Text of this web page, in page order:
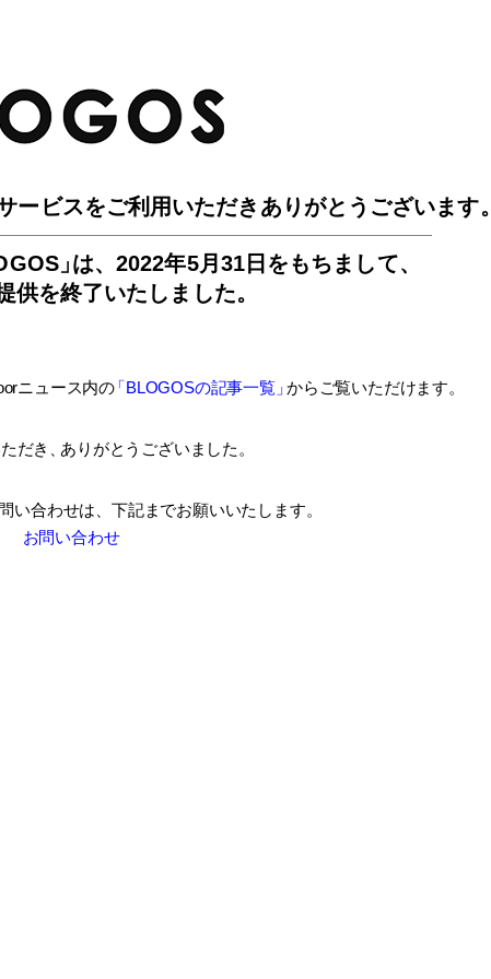
ービスをご利用いただきありがとうございます。
」は、2022年5月31日をもちまして、
供を終了いたしました。
ニュース内の「BLOGOSの記事一覧」 からご覧いただけます。
だき ありがとうございました。
い合わせは、 下記までお願いいたします。
お問い合わせ